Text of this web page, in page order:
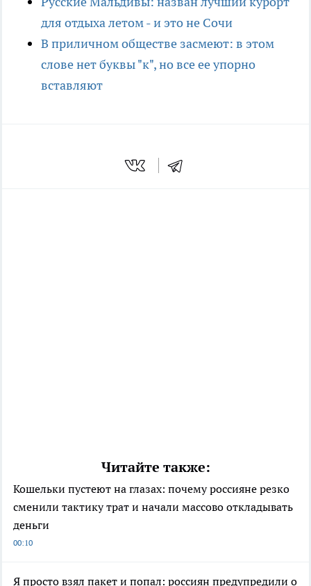
для отдыха летом - и это не Сочи
В приличном обществе засмеют: в этом
слове нет буквы "к", но все ее упорно
вставляют
Читайте также:
Кошельки пустеют на глазах: почему россияне резко
сменили тактику трат и начали массово откладывать
деньги
00:10
Я просто взял пакет и попал: россиян предупредили о